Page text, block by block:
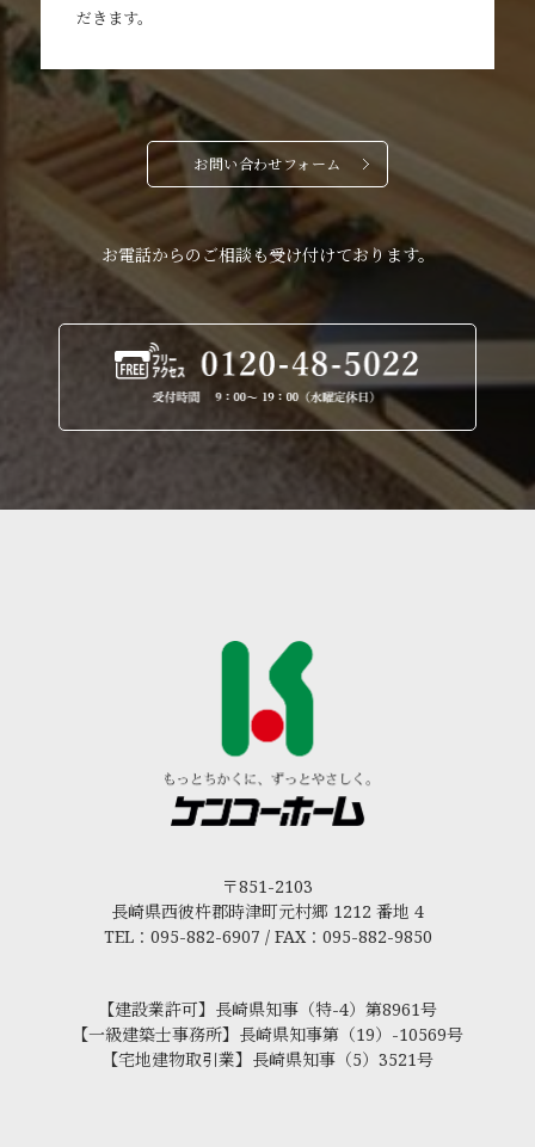
だきます。
お問い合わせフォーム
お電話からのご相談も受け付けております。
〒851-2103
長崎県西彼杵郡時津町元村郷 1212 番地 4
TEL：095-882-6907 / FAX：095-882-9850
【建設業許可】長崎県知事（特-4）第8961号
【一級建築士事務所】長崎県知事第（19）-10569号
【宅地建物取引業】長崎県知事（5）3521号